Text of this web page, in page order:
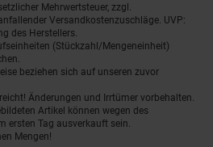
Mehrwertsteuer, zzgl.
Versandkostenzuschläge. UVP:
des Herstellers.
(Stückzahl/Mengeneinheit)
beziehen sich auf unseren zuvor
Änderungen und Irrtümer vorbehalten.
Artikel können wegen des
ersten Tag ausverkauft sein.
Mengen!